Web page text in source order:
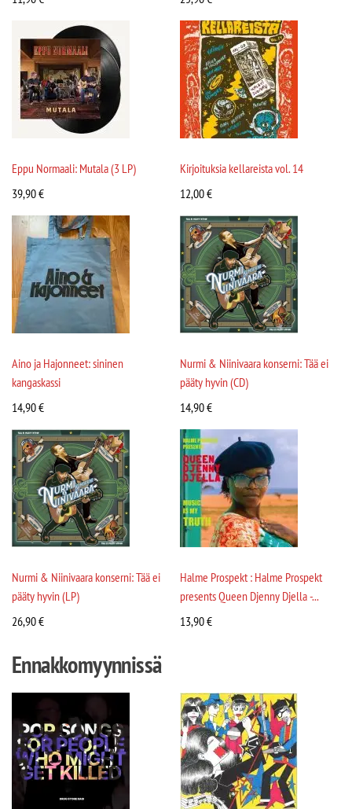
Eppu Normaali: Mutala (3 LP)
39,90€
Kirjoituksia kellareista vol. 14
12,00€
Aino ja Hajonneet: sininen
kangaskassi
14,90€
Nurmi & Niinivaara konserni: Tää ei
pääty hyvin (CD)
14,90€
Nurmi & Niinivaara konserni: Tää ei
pääty hyvin (LP)
26,90€
Halme Prospekt : Halme Prospekt
presents Queen Djenny Djella -...
13,90€
Ennakkomyynnissä